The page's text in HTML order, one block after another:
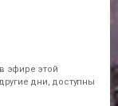
эфире этой
дни, доступны